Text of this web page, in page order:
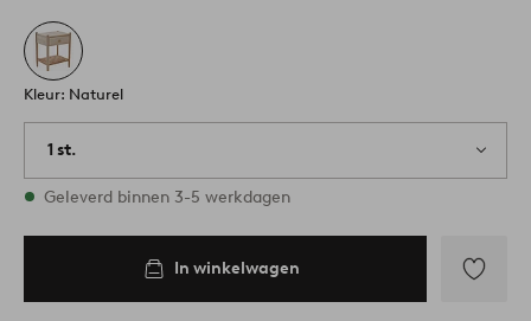
Kleur: Naturel
1 st.
Op voorraad
Geleverd binnen 3-5 werkdagen
In winkelwagen